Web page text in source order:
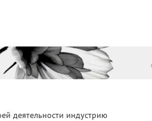
деятельности индустрию